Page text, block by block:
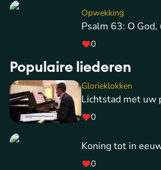
Opwekking
Psalm 63: O
0
Populaire liederen
Glorieklokken
Lichtstad met uw
0
Koning tot in
0